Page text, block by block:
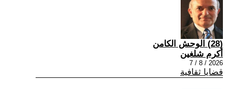
(28) الوحش الكامن
أكرم شلغين
2026 / 8 / 7
قضايا ثقافية